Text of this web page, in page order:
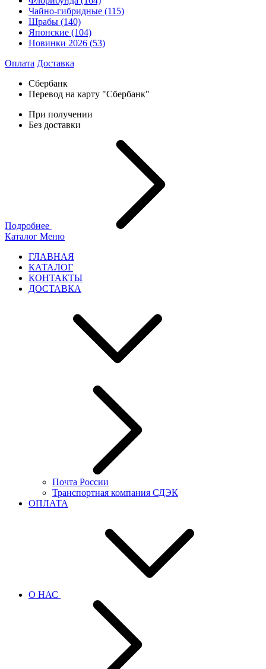
Чайно-гибридные (115)
Шрабы (140)
Японские (104)
Новинки 2026 (53)
Оплата Доставка
Сбербанк
Перевод на карту "Сбербанк"
При получении
Без доставки
Подробнее
Каталог Меню
ГЛАВНАЯ
КАТАЛОГ
КОНТАКТЫ
ДОСТАВКА
Почта России
Транспортная компания СДЭК
ОПЛАТА
О НАС